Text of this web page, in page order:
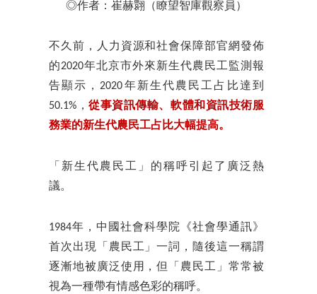
◎作者：崔赫翾（瞭望智庫觀察員）
不久前，人力資源和社會保障部官網發佈
的2020年北京市外來新生代農民工監測報
告顯示，2020年新生代農民工占比達到
50.1%，從事資訊傳輸、軟體和資訊技術服
務業的新生代農民工占比大幅提高。
「新生代農民工」的稱呼引起了廣泛熱
議。
1984年，中國社會科學院《社會學通訊》
首次出現「農民工」一詞，隨後這一稱謂
逐漸地被廣泛使用，但「農民工」常常被
視為一種帶有情感色彩的稱呼。